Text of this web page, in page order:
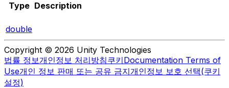
Type Description
double
Copyright © 2026 Unity Technologies
법률 정보개인정보 처리방침쿠키Documentation Terms of
Use개인 정보 판매 또는 공유 금지개인정보 보호 선택(쿠키
설정)